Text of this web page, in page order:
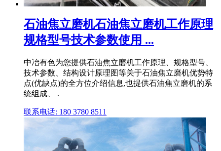
石油焦立磨机石油焦立磨机工作原理
规格型号技术参数使用 ...
中冶有色为您提供石油焦立磨机工作原理、规格型号、
技术参数、结构设计原理图等关于石油焦立磨机优势特
点(优缺点)的全方位介绍信息,也提供石油焦立磨机的系
统组成、 .
联系电话: 180 3780 8511